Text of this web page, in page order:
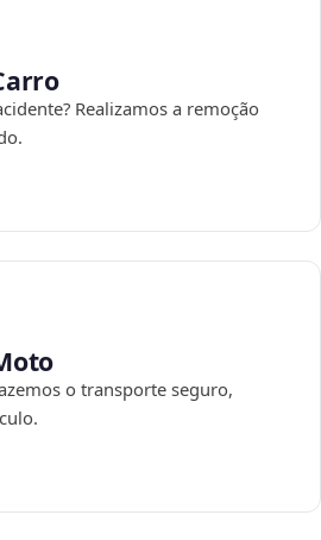
Realizamos a remoção
o transporte seguro,